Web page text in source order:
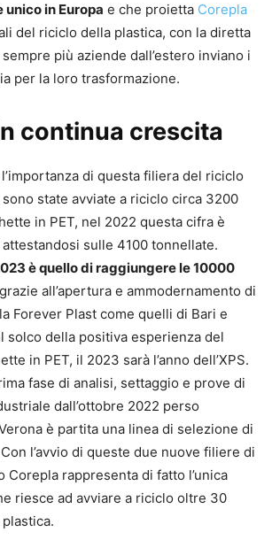
in Europa e che proietta Corepla
del riciclo della plastica, con la diretta
più aziende dall’estero inviano i
per la loro trasformazione.
continua crescita
di questa filiera del riciclo
state avviate a riciclo circa 3200
in PET, nel 2022 questa cifra è
sulle 4100 tonnellate.
è quello di raggiungere le 10000
all’apertura e ammodernamento di
Forever Plast come quelli di Bari e
solco della positiva esperienza del
in PET, il 2023 sarà l’anno dell’XPS.
fase di analisi, settaggio e prove di
dall’ottobre 2022 perso
è partita una linea di selezione di
l’avvio di queste due nuove filiere di
Corepla rappresenta di fatto l’unica
riesce ad avviare a riciclo oltre 30